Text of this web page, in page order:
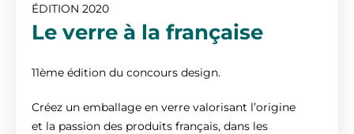
ÉDITION 2020
Le verre à la française
11ème édition du concours design.
Créez un emballage en verre valorisant l’origine
et la passion des produits français, dans les